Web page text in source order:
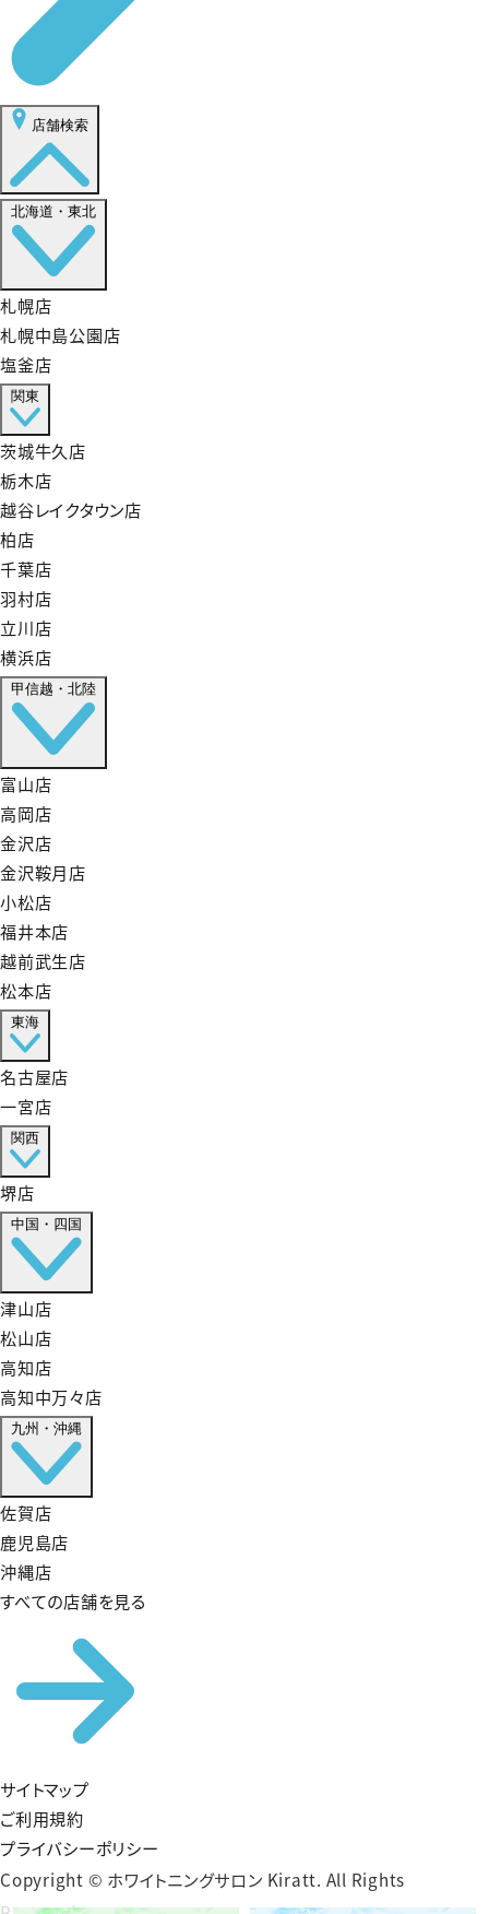
店舗検索
北海道・東北
札幌店
札幌中島公園店
塩釜店
関東
茨城牛久店
栃木店
越谷レイクタウン店
柏店
千葉店
羽村店
立川店
横浜店
甲信越・北陸
富山店
高岡店
金沢店
金沢鞍月店
小松店
福井本店
越前武生店
松本店
東海
名古屋店
一宮店
関西
堺店
中国・四国
津山店
松山店
高知店
高知中万々店
九州・沖縄
佐賀店
鹿児島店
沖縄店
すべての店舗を見る
サイトマップ
ご利用規約
プライバシーポリシー
Copyright © ホワイトニングサロン Kiratt. All Rights